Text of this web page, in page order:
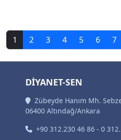
1 2 3 4 5 6 7
DİYANET-SEN
Zübeyde Hanım Mh.
06400 Altındağ/Ankara
+90 312.230 46 86 - 0